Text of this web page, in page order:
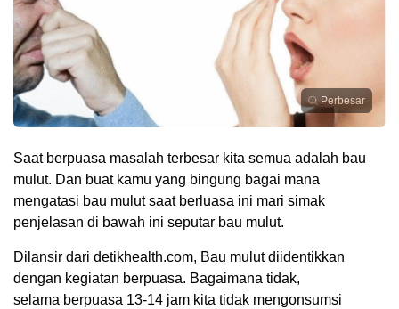
Perbesar
Saat berpuasa masalah terbesar kita semua adalah bau
mulut. Dan buat kamu yang bingung bagai mana
mengatasi bau mulut saat berluasa ini mari simak
penjelasan di bawah ini seputar bau mulut.
Dilansir dari detikhealth.com, Bau mulut diidentikkan
dengan kegiatan berpuasa. Bagaimana tidak,
selama berpuasa 13-14 jam kita tidak mengonsumsi